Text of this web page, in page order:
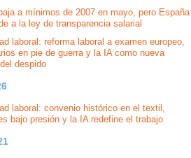
a mínimos de 2007 en mayo, pero España
a la ley de transparencia salarial
laboral: reforma laboral a examen europeo,
en pie de guerra y la IA como nueva
despido
laboral: convenio histórico en el textil,
bajo presión y la IA redefine el trabajo